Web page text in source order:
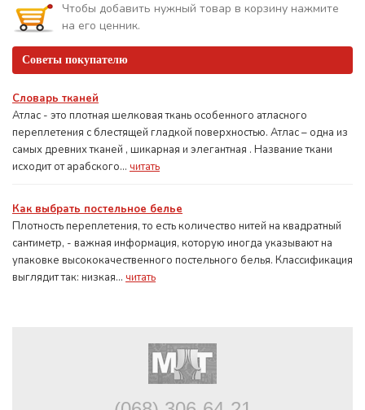
Чтобы добавить нужный товар в корзину нажмите
на его ценник.
Советы покупателю
Словарь тканей
Атлас - это плотная шелковая ткань особенного атласного
переплетения с блестящей гладкой поверхностью. Атлас – одна из
самых древних тканей , шикарная и элегантная . Название ткани
исходит от арабского... читать
Как выбрать постельное белье
Плотность переплетения, то есть количество нитей на квадратный
сантиметр, - важная информация, которую иногда указывают на
упаковке высококачественного постельного белья. Классификация
выглядит так: низкая... читать